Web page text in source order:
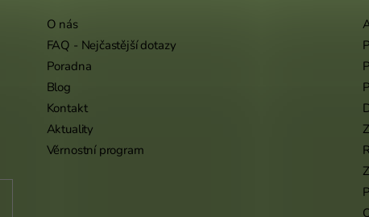
O nás
FAQ - Nejčastější dotazy
Poradna
Blog
Kontakt
Aktuality
Věrnostní program